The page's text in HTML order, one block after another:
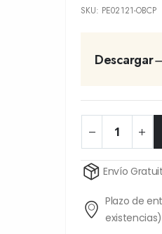
SKU: PE02121-OBCP
Descargar
Alternative:
Envío
Plazo de